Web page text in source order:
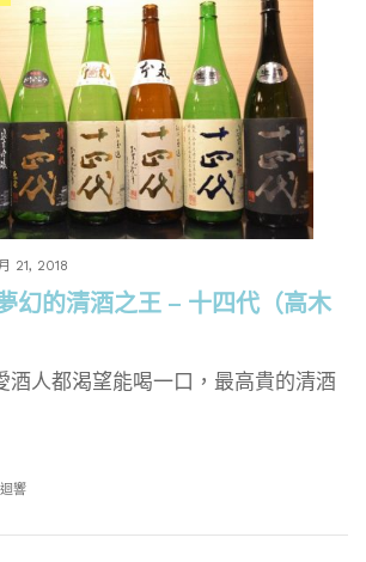
21, 2018
幻的清酒之王 – 十四代（高木
酒人都渴望能喝一口，最高貴的清酒
響